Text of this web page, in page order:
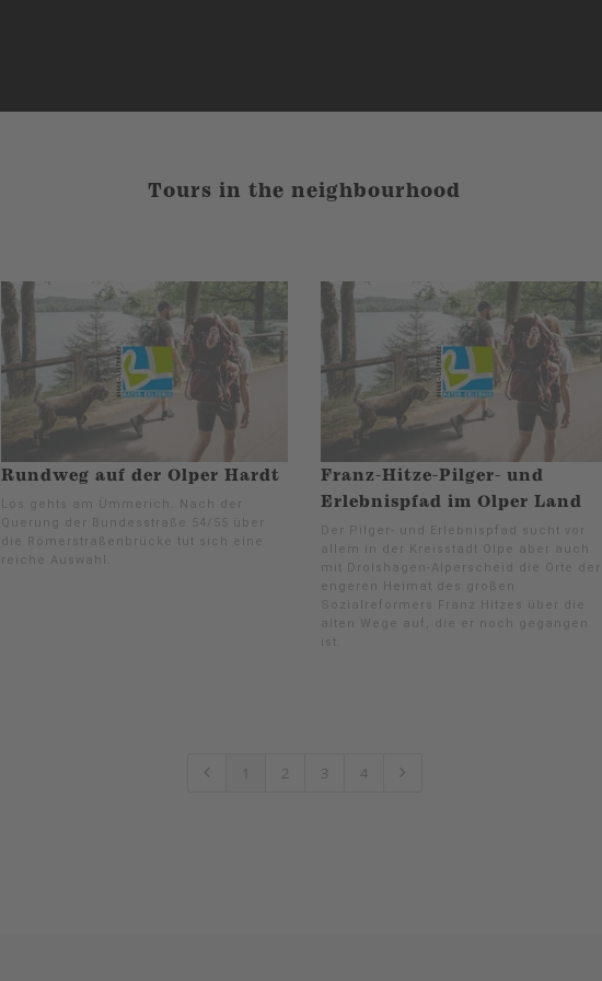
Tours in the neighbourhood
Rundweg auf der Olper Hardt
Los gehts am Ümmerich. Nach der
Querung der Bundesstraße 54/55 über
die Römerstraßenbrücke tut sich eine
reiche Auswahl.
Franz-Hitze-Pilger- und
Erlebnispfad im Olper Land
Der Pilger- und Erlebnispfad sucht vor
allem in der Kreisstadt Olpe aber auch
mit Drolshagen-Alperscheid die Orte der
engeren Heimat des großen
Sozialreformers Franz Hitzes über die
alten Wege auf, die er noch gegangen
ist.
1 2 3 4